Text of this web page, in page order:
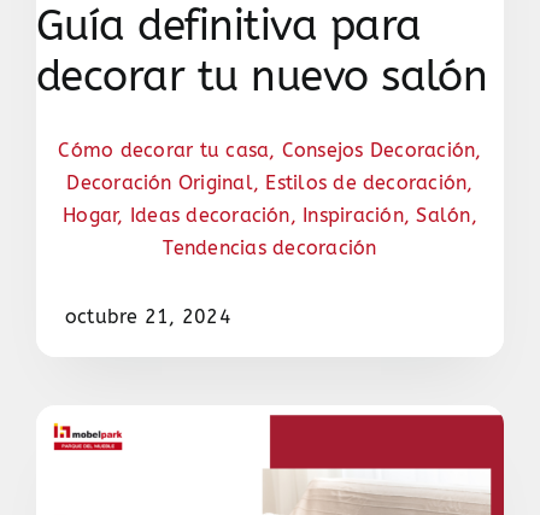
Guía definitiva para
decorar tu nuevo salón
Cómo decorar tu casa, Consejos Decoración,
Decoración Original, Estilos de decoración,
Hogar, Ideas decoración, Inspiración,Salón,
Tendencias decoración
octubre 21, 2024